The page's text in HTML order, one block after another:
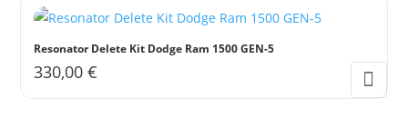
auf
Produktseite
gewählt
mehrere
auf.
Resonator Delete Kit Dodge Ram 1500 GEN-5
330,00€